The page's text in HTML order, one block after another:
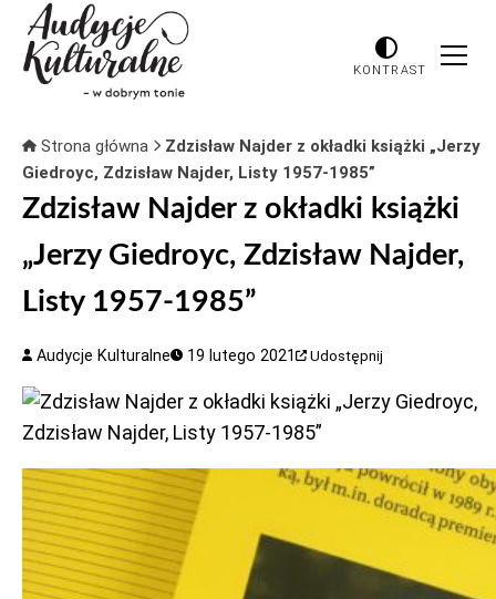
KONTRAST
Strona główna
Zdzisław Najder z okładki książki „Jerzy
Giedroyc, Zdzisław Najder, Listy 1957-1985”
Zdzisław Najder z okładki książki
„Jerzy Giedroyc, Zdzisław Najder,
Listy 1957-1985”
Audycje Kulturalne 19 lutego 2021 Udostępnij